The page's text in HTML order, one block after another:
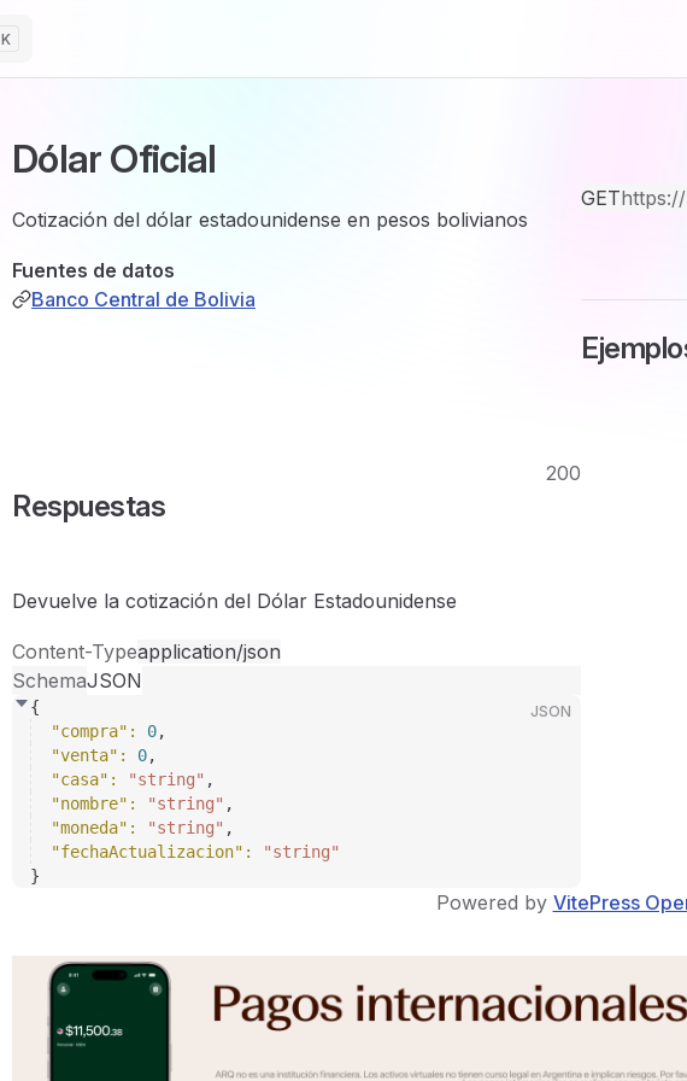
K
Dólar Oficial
Cotización del dólar estadounidense en pesos bolivianos
Fuentes de datos
Banco Central de Bolivia
Respuestas
200
Devuelve la cotización del Dólar Estadounidense
Content-Typeapplication/json
SchemaJSON
JSON
{
"compra" : 0,
"venta" : 0,
"casa" : "string" ,
"nombre" : "string" ,
"moneda" : "string" ,
"fechaActualizacion" :
"string"
}
GET
Powered by VitePress